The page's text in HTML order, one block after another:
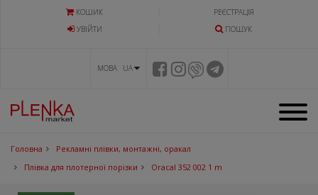
КОШИК
РЕЄСТРАЦІЯ
УВIЙТИ
ПОШУК
МОВА UA
Головна
Рекламні плівки, монтажні, оракал
Плівка для плотерної порізки
Oracal 352 002 1 m